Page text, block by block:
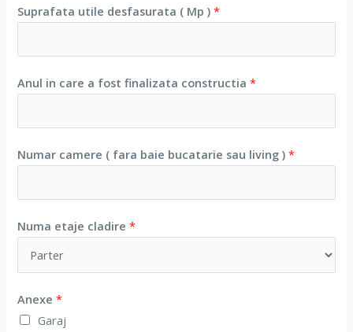
Suprafata utile desfasurata ( Mp )*
Anul in care a fost finalizata constructia*
Numar camere ( fara baie bucatarie sau living )*
Numa etaje cladire*
Anexe*
Garaj